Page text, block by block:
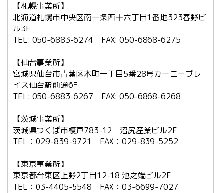
【札幌事業所】
北海道札幌市中央区南一条西十六丁目1番地323春野ビ
ル3F
TEL: 050-6883-6274 FAX: 050-6868-6275
【仙台事業所】
宮城県仙台市青葉区本町一丁目5番28号カーニープレ
イス仙台駅前通6F
TEL: 050-6883-6267 FAX: 050-6868-6268
【茨城事業所】
茨城県つくば市榎戸783-12 沼尻産業ビル2F
TEL：029-839-9721 FAX：029-839-5252
【東京事業所】
東京都台東区上野2丁目12-18 池之端ビル2F
TEL：03-4405-5548 FAX：03-6699-7027